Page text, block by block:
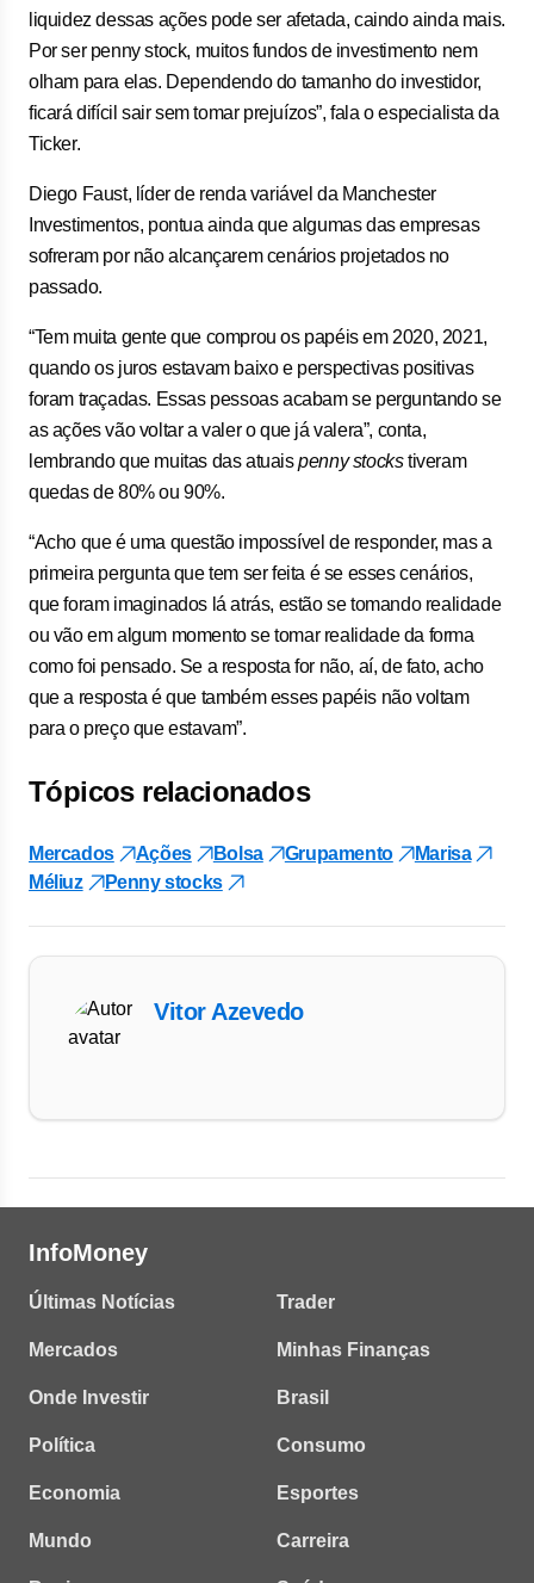
liquidez dessas ações pode ser afetada, caindo ainda mais.
Por ser penny stock, muitos fundos de investimento nem
olham para elas. Dependendo do tamanho do investidor,
ficará difícil sair sem tomar prejuízos”, fala o especialista da
Ticker.
Diego Faust, líder de renda variável da Manchester
Investimentos, pontua ainda que algumas das empresas
sofreram por não alcançarem cenários projetados no
passado.
“Tem muita gente que comprou os papéis em 2020, 2021,
quando os juros estavam baixo e perspectivas positivas
foram traçadas. Essas pessoas acabam se perguntando se
as ações vão voltar a valer o que já valera”, conta,
lembrando que muitas das atuaispenny stockstiveram
quedas de 80% ou 90%.
“Acho que é uma questão impossível de responder, mas a
primeira pergunta que tem ser feita é se esses cenários,
que foram imaginados lá atrás, estão se tomando realidade
ou vão em algum momento se tomar realidade da forma
como foi pensado. Se a resposta for não, aí, de fato, acho
que a resposta é que também esses papéis não voltam
para o preço que estavam”.
Tópicos relacionados
Mercados Ações Bolsa Grupamento
Marisa
Méliuz
Penny stocks
Vitor Azevedo
InfoMoney
Últimas Notícias
Mercados
Onde Investir
Política
Economia
Mundo
Trader
Minhas Finanças
Brasil
Consumo
Esportes
Carreira